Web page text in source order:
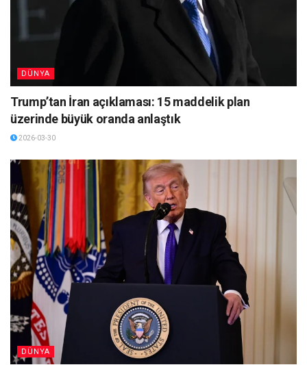
DÜNYA
Trump’tan İran açıklaması: 15 maddelik plan
üzerinde büyük oranda anlaştık
2026-03-30
DÜNYA